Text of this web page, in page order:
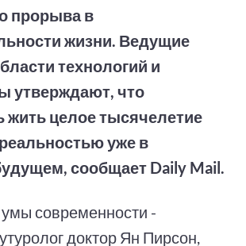
прорыва в
жизни. Ведущие
технологий и
утверждают, что
жить целое тысячелетие
уже в
сообщает Daily Mail.
современности -
доктор Ян Пирсон,